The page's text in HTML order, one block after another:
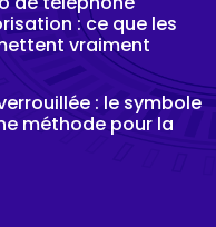
: ce que les
vraiment
: le symbole
méthode pour la